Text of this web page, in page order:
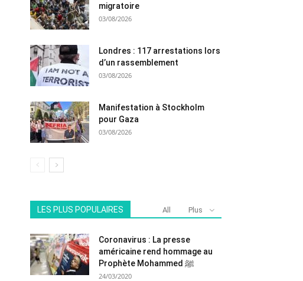
migratoire
03/08/2026
Londres : 117 arrestations lors
d’un rassemblement
03/08/2026
Manifestation à Stockholm
pour Gaza
03/08/2026
LES PLUS POPULAIRES All Plus
Coronavirus : La presse
américaine rend hommage au
Prophète Mohammed ﷺ
24/03/2020